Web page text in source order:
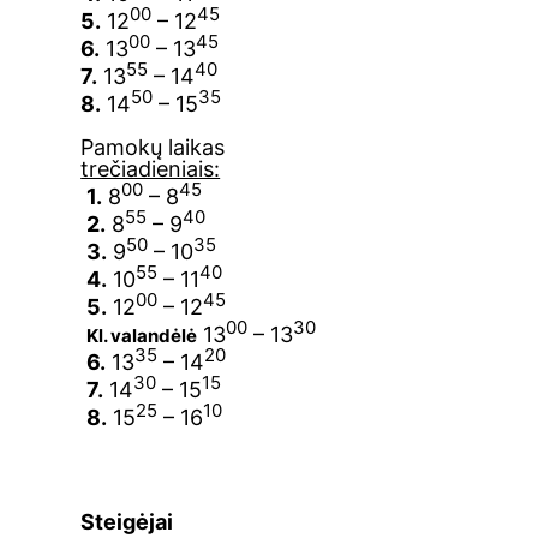
5. 1200 – 1245
6. 1300 – 1345
7. 1355 – 1440
8. 1450 – 1535
Pamokų laikas
trečiadieniais:
1. 800 – 845
2. 855 – 940
3. 950 – 1035
4. 1055 – 1140
5. 1200 – 1245
Kl. valandėlė 1300 – 1330
6. 1335 – 1420
7. 1430 – 1515
8. 1525 – 1610
Steigėjai